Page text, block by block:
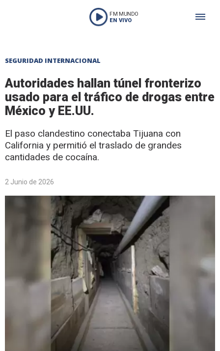
FM MUNDO
EN VIVO
SEGURIDAD INTERNACIONAL
Autoridades hallan túnel fronterizo
usado para el tráfico de drogas entre
México y EE.UU.
El paso clandestino conectaba Tijuana con
California y permitió el traslado de grandes
cantidades de cocaína.
2 Junio de 2026